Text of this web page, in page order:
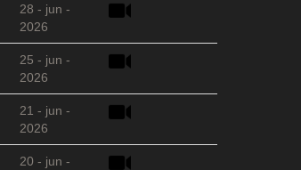
28 - jun -
2026
25 - jun -
2026
21 - jun -
2026
20 - jun -